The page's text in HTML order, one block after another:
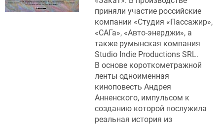
приняли участие российские
компании «Студия «Пассажир»,
«САГа», «Авто-энерджи», а
также румынская компания
Studio Indie Productions SRL.
В основе короткометражной
ленты одноименная
киноповесть Андрея
Анненского, импульсом к
созданию которой послужила
реальная история из